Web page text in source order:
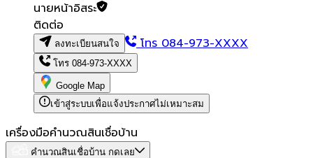
นายหน้าอิสระ
ติดต่อ
ลงทะเบียนสนใจ โทร084-973-XXXX
โทร 084-973-XXXX
Google Map
เข้าสู่ระบบเพื่อแจ้งประกาศไม่เหมาะสม
เครื่องมือคำนวณสินเชื่อบ้าน
คำนวณสินเชื่อบ้าน กดเลย